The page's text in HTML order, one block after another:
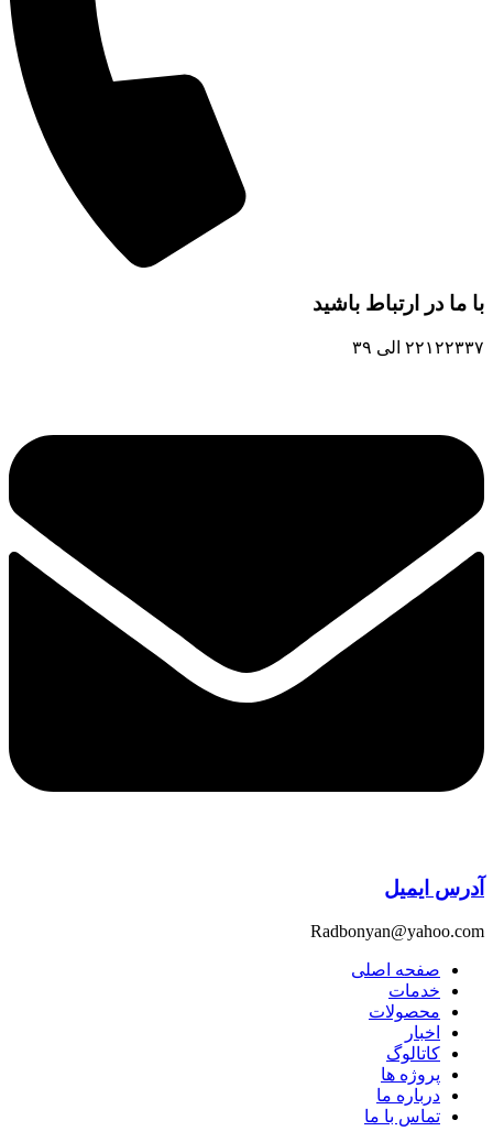
با ما در ارتباط باشید
۲۲۱۲۲۳۳۷ الی ۳۹
آدرس ایمیل
Radbonyan@yahoo.com
صفحه اصلی
خدمات
محصولات
اخبار
کاتالوگ
پروژه ها
درباره ما
تماس با ما